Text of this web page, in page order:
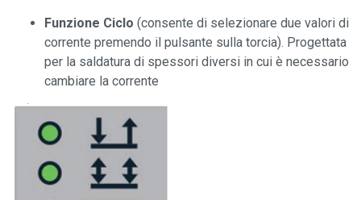
Funzione Ciclo (consente di selezionare due valori di
corrente premendo il pulsante sulla torcia). Progettata
per la saldatura di spessori diversi in cui è necessario
cambiare la corrente